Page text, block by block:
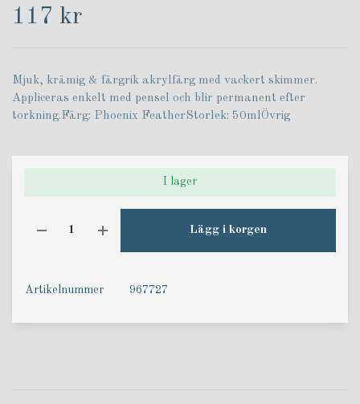
117 kr
Mjuk, krämig & färgrik akrylfärg med vackert skimmer.
Appliceras enkelt med pensel och blir permanent efter
torkning.Färg: Phoenix FeatherStorlek: 50mlÖvrig
I lager
Lägg i korgen
Artikelnummer 967727